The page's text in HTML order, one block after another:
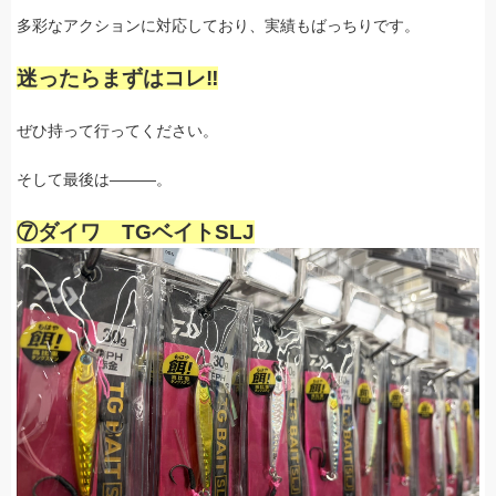
多彩なアクションに対応しており、実績もばっちりです。
迷ったらまずはコレ‼
ぜひ持って行ってください。
そして最後は―――。
⑦ダイワ TGベイトSLJ